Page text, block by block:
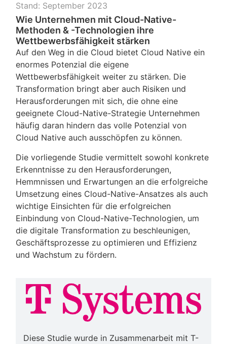
Stand: September 2023
Wie Unternehmen mit Cloud-Native-
Methoden & -Technologien ihre
Wettbewerbsfähigkeit stärken
Auf den Weg in die Cloud bietet Cloud Native ein
enormes Potenzial die eigene
Wettbewerbsfähigkeit weiter zu stärken. Die
Transformation bringt aber auch Risiken und
Herausforderungen mit sich, die ohne eine
geeignete Cloud-Native-Strategie Unternehmen
häufig daran hindern das volle Potenzial von
Cloud Native auch ausschöpfen zu können.
Die vorliegende Studie vermittelt sowohl konkrete
Erkenntnisse zu den Herausforderungen,
Hemmnissen und Erwartungen an die erfolgreiche
Umsetzung eines Cloud-Native-Ansatzes als auch
wichtige Einsichten für die erfolgreichen
Einbindung von Cloud-Native-Technologien, um
die digitale Transformation zu beschleunigen,
Geschäftsprozesse zu optimieren und Effizienz
und Wachstum zu fördern.
Diese Studie wurde in Zusammenarbeit mit T-